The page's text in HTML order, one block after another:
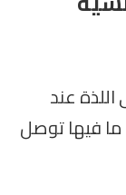
عند
ما فيها توصل